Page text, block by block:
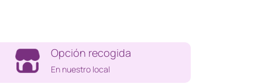
Opción recogida
En nuestro local